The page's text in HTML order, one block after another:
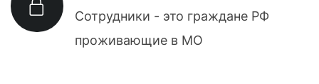
Сотрудники - это граждане РФ
проживающие в МО